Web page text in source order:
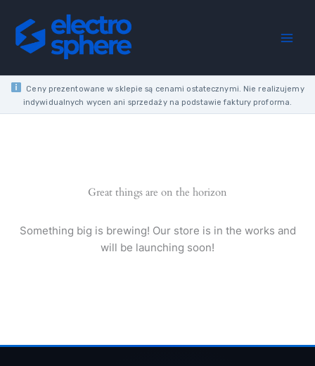
content
Ceny prezentowane w sklepie są cenami ostatecznymi. Nie realizujemy
indywidualnych wycen ani sprzedaży na podstawie faktury proforma.
Great things are on the horizon
Something big is brewing! Our store is in the works and
will be launching soon!
SINGLE
SWITCH
DW1.01/11